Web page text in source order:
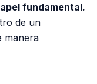
fundamental.
de un
manera